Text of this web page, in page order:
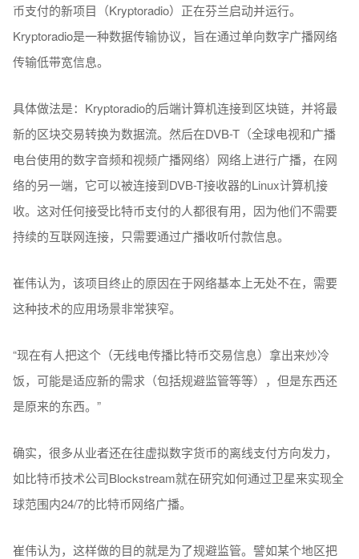
币支付的新项目（Kryptoradio）正在芬兰启动并运行。
Kryptoradio是一种数据传输协议，旨在通过单向数字广播网络
传输低带宽信息。
具体做法是：Kryptoradio的后端计算机连接到区块链，并将最
新的区块交易转换为数据流。然后在DVB-T（全球电视和广播
电台使用的数字音频和视频广播网络）网络上进行广播，在网
络的另一端，它可以被连接到DVB-T接收器的Linux计算机接
收。这对任何接受比特币支付的人都很有用，因为他们不需要
持续的互联网连接，只需要通过广播收听付款信息。
崔伟认为，该项目终止的原因在于网络基本上无处不在，需要
这种技术的应用场景非常狭窄。
“现在有人把这个（无线电传播比特币交易信息）拿出来炒冷
饭，可能是适应新的需求（包括规避监管等等），但是东西还
是原来的东西。”
确实，很多从业者还在往虚拟数字货币的离线支付方向发力，
如比特币技术公司Blockstream就在研究如何通过卫星来实现全
球范围内24/7的比特币网络广播。
崔伟认为，这样做的目的就是为了规避监管。譬如某个地区把